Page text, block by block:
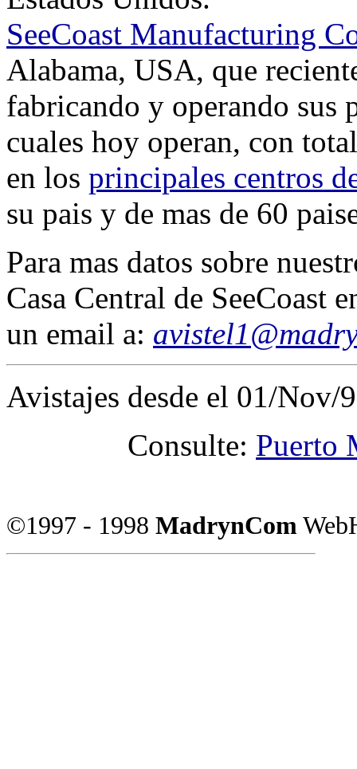
SeeCoast Manufacturing
Alabama, USA, que
fabricando y operando sus
cuales hoy operan, con
en los principales centros
su pais y de mas de 60
Para mas datos sobre
Casa Central de SeeCoast
un email a:
Avistajes desde el 01/Nov/
Consulte: Puerto
©1997 - 1998 MadrynCom